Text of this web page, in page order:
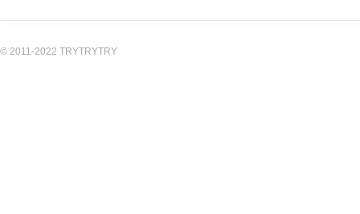
© 2011-2022 TRYTRYTRY